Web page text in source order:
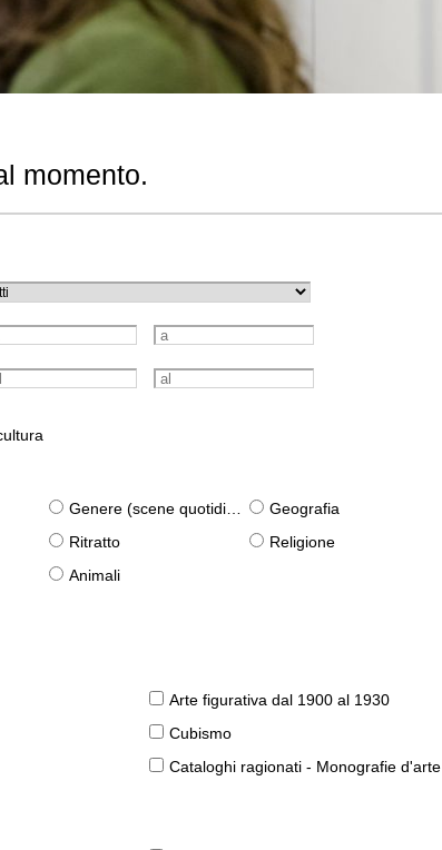
momento.
Genere (scene quotidiane) Geografia
Ritratto Religione
Animali
Arte figurativa dal 1900 al 1930
Cubismo
Cataloghi ragionati - Monografie d'arte